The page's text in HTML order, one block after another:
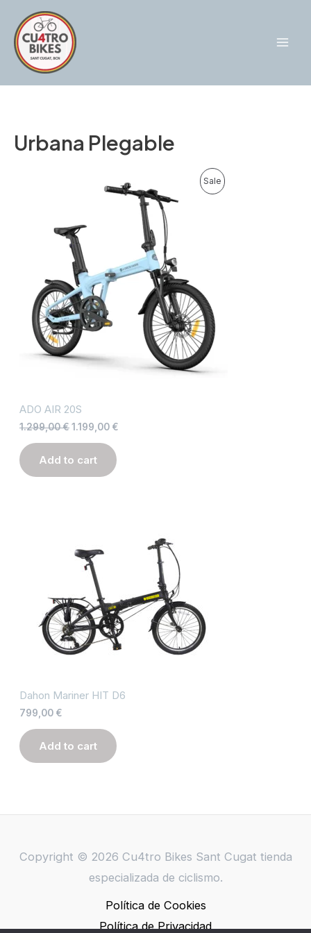
contenido
Urbana Plegable
Sale Product
ADO AIR 20S
1.299,00€1.199,00 €
Add to cart
Dahon Mariner HIT D6
799,00 €
Add to cart
Copyright © 2026 Cu4tro Bikes Sant Cugat tienda
especializada de ciclismo.
Política de Cookies
Política de Privacidad